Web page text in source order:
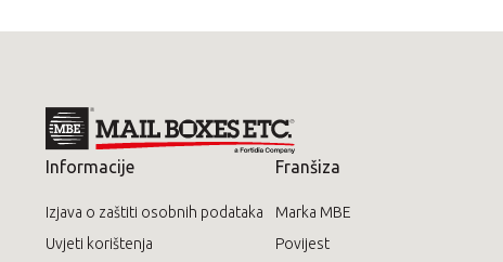
Informacije
Izjava o zaštiti osobnih podataka
Uvjeti korištenja
Franšiza
Marka MBE
Povijest